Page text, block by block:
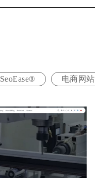
SeoEase® 电商网站